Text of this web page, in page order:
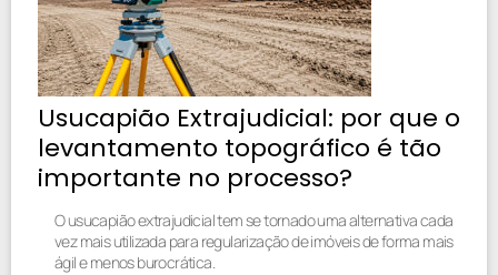
Usucapião Extrajudicial: por que o
levantamento topográfico é tão
importante no processo?
O usucapião extrajudicial tem se tornado uma alternativa cada
vez mais utilizada para regularização de imóveis de forma mais
ágil e menos burocrática.